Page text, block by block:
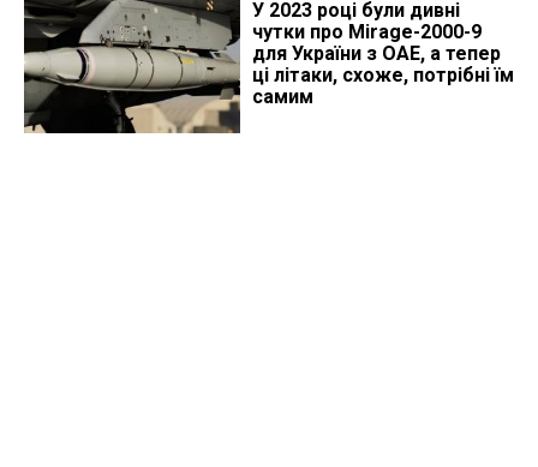
У 2023 році були дивні
чутки про Mirage-2000-9
для України з ОАЕ, а тепер
ці літаки, схоже, потрібні їм
самим